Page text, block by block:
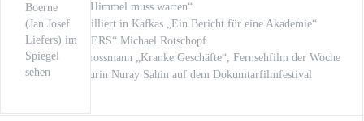
Boerne
(Jan Josef
Liefers) im
Spiegel
sehen
„Fritzie – Der Himmel muss warten“
Kilian Land brilliert in Kafkas „Ein Bericht für eine Akademie“
„LOVE LETTERS“ Michael Rotschopf
mit Stephan Grossmann „Kranke Geschäfte“, Fernsehfilm der Woche
unsere Regisseurin Nuray Sahin auf dem Dokumtarfilmfestival